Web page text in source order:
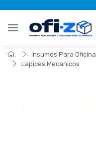
Insumos Para Oficina
Lapices Mecanicos